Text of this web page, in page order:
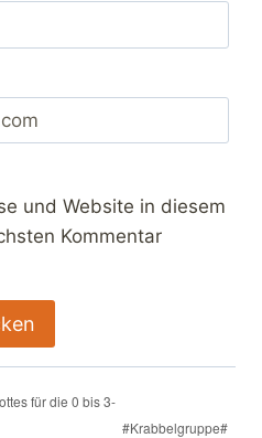
und Website in diesem
Kommentar
für die 0 bis 3-
#Krabbelgruppe#